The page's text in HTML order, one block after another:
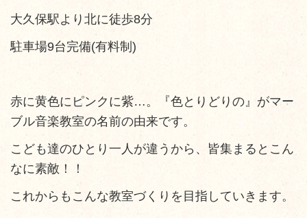
大久保駅より北に徒歩8分
駐車場9台完備(有料制)
赤に黄色にピンクに紫…。『色とりどりの』がマー
ブル音楽教室の名前の由来です。
こども達のひとり一人が違うから、皆集まるとこん
なに素敵！！
これからもこんな教室づくりを目指していきます。